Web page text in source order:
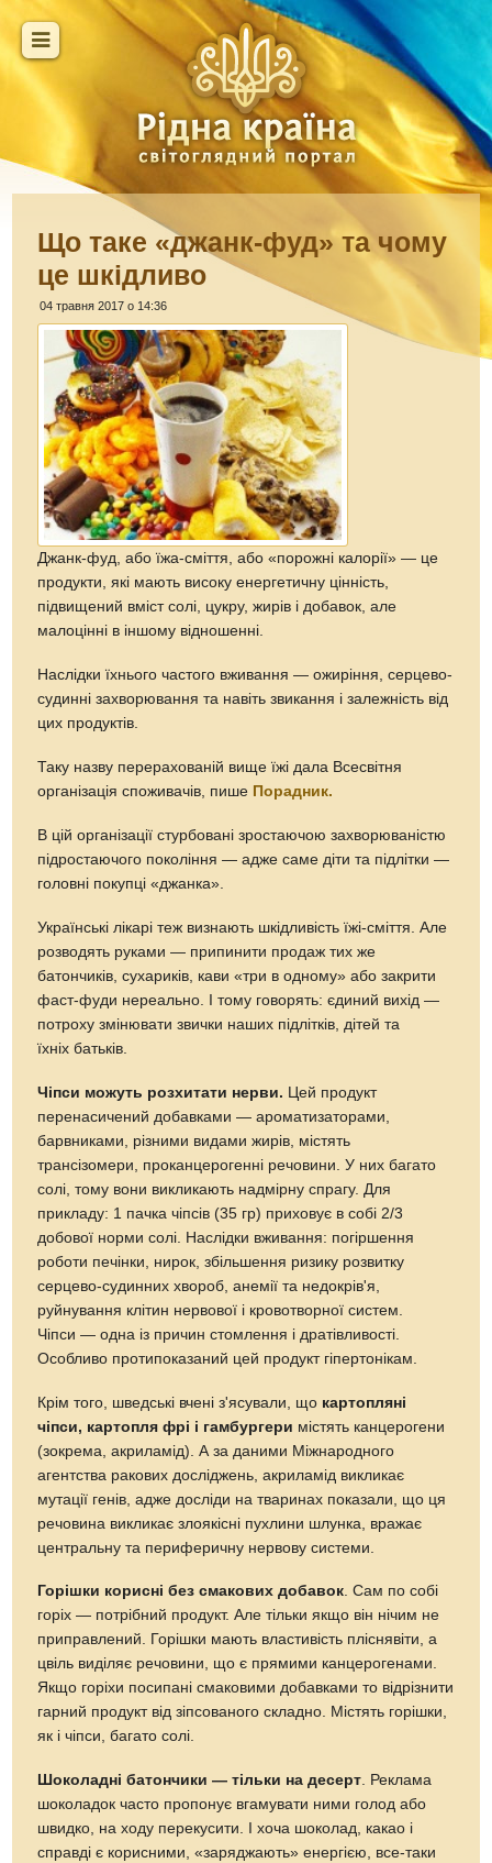
Що таке «джанк-фуд» та чому
це шкідливо
04 травня 2017 о 14:36
Джанк-фуд, або їжа-сміття, або «порожні калорії» — це
продукти, які мають високу енергетичну цінність,
підвищений вміст солі, цукру, жирів і добавок, але
малоцінні в іншому відношенні.
Наслідки їхнього частого вживання — ожиріння, серцево-
судинні захворювання та навіть звикання і залежність від
цих продуктів.
Таку назву перерахованій вище їжі дала Всесвітня
організація споживачів, пише Порадник.
В цій організації стурбовані зростаючою захворюваністю
підростаючого покоління — адже саме діти та підлітки —
головні покупці «джанка».
Українські лікарі теж визнають шкідливість їжі-сміття. Але
розводять руками — припинити продаж тих же
батончиків, сухариків, кави «три в одному» або закрити
фаст-фуди нереально. І тому говорять: єдиний вихід —
потроху змінювати звички наших підлітків, дітей та
їхніх батьків.
Чіпси можуть розхитати нерви. Цей продукт
перенасичений добавками — ароматизаторами,
барвниками, різними видами жирів, містять
трансізомери, проканцерогенні речовини. У них багато
солі, тому вони викликають надмірну спрагу. Для
прикладу: 1 пачка чіпсів (35 гр) приховує в собі 2/3
добової норми солі. Наслідки вживання: погіршення
роботи печінки, нирок, збільшення ризику розвитку
серцево-судинних хвороб, анемії та недокрів'я,
руйнування клітин нервової і кровотворної систем.
Чіпси — одна із причин стомлення і дратівливості.
Особливо протипоказаний цей продукт гіпертонікам.
Крім того, шведські вчені з'ясували, що картопляні
чіпси, картопля фрі і гамбургери містять канцерогени
(зокрема, акриламід). А за даними Міжнародного
агентства ракових досліджень, акриламід викликає
мутації генів, адже досліди на тваринах показали, що ця
речовина викликає злоякісні пухлини шлунка, вражає
центральну та периферичну нервову системи.
Горішки корисні без смакових добавок. Сам по собі
горіх — потрібний продукт. Але тільки якщо він нічим не
приправлений. Горішки мають властивість пліснявіти, а
цвіль виділяє речовини, що є прямими канцерогенами.
Якщо горіхи посипані смаковими добавками то відрізнити
гарний продукт від зіпсованого складно. Містять горішки,
як і чіпси, багато солі.
Шоколадні батончики — тільки на десерт. Реклама
шоколадок часто пропонує вгамувати ними голод або
швидко, на ходу перекусити. І хоча шоколад, какао і
справді є корисними, «заряджають» енергією, все-таки